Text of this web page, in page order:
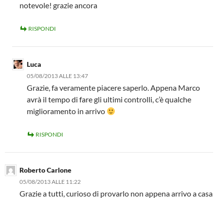
notevole! grazie ancora
RISPONDI
Luca
05/08/2013 ALLE 13:47
Grazie, fa veramente piacere saperlo. Appena Marco
avrà il tempo di fare gli ultimi controlli, c’è qualche
miglioramento in arrivo
RISPONDI
Roberto Carlone
05/08/2013 ALLE 11:22
Grazie a tutti, curioso di provarlo non appena arrivo a casa